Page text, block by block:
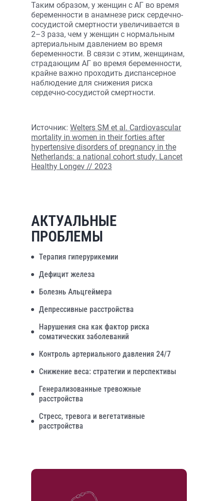
Таким образом, у женщин с АГ во время
беременности в анамнезе риск сердечно-
сосудистой смертности увеличивается в
2–3 раза, чем у женщин с нормальным
артериальным давлением во время
беременности. В связи с этим, женщинам,
страдающим АГ во время беременности,
крайне важно проходить диспансерное
наблюдение для снижения риска
сердечно-сосудистой смертности.
Источник: Welters SM et al. Cardiovascular
mortality in women in their forties after
hypertensive disorders of pregnancy in the
Netherlands: a national cohort study. Lancet
Healthy Longev // 2023
АКТУАЛЬНЫЕ
ПРОБЛЕМЫ
Терапия гиперурикемии
Дефицит железа
Болезнь Альцгеймера
Депрессивные расстройства
Нарушения сна как фактор риска
соматических заболеваний
Контроль артериального давления 24/7
Снижение веса: стратегии и перспективы
Генерализованные тревожные
расстройства
Стресс, тревога и вегетативные
расстройства